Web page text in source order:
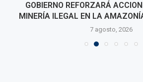
GOBIERNO REFORZARÁ
MINERÍA ILEGAL EN LA
7 agosto, 2026